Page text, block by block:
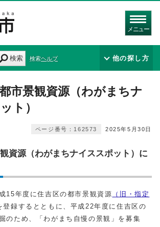
メニュー
検索 検索ヘルプ 他の探し方
市景観資源（わがまちナ
ト）
2025年5月30日
ページ番号：162573
資源（わがまちナイススポット）に
15年度に住吉区の都市景観資源 （旧・指定
登録するとともに、平成22年度に住吉区の
のため、「わがまち自慢の景観」を募集